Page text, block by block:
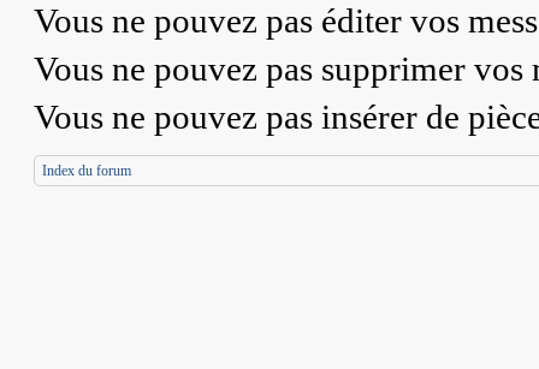
Vous ne pouvez pas éditer vos
Vous ne pouvez pas supprimer vos
Vous ne pouvez pas insérer de
Index du forum